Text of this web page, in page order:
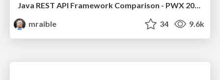
Java REST API Framework Comparison - PWX 2021
mraible
34 9.6k